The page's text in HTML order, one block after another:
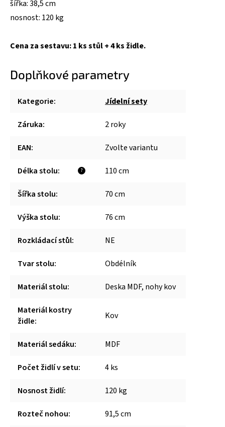
šířka: 38,5 cm
nosnost: 120 kg
Cena za sestavu: 1 ks stůl + 4 ks židle.
Doplňkové parametry
Kategorie: Jídelní sety
Záruka: 2 roky
EAN: Zvolte variantu
?
Délka stolu: 110 cm
Šířka stolu: 70 cm
Výška stolu: 76 cm
Rozkládací stůl: NE
Tvar stolu: Obdélník
Materiál stolu: Deska MDF, nohy kov
Materiál kostry
židle: Kov
Materiál sedáku: MDF
Počet židlí v setu: 4 ks
Nosnost židlí: 120 kg
Rozteč nohou: 91,5 cm